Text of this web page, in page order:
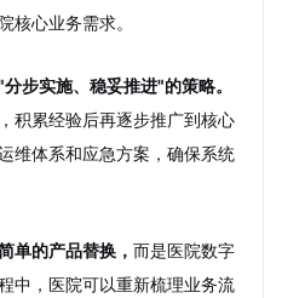
核心业务需求。
步实施、稳妥推进"的策略。
积累经验后再逐步推广到核心
维体系和应急方案，确保系统
单的产品替换， 而是医院数字
中，医院可以重新梳理业务流